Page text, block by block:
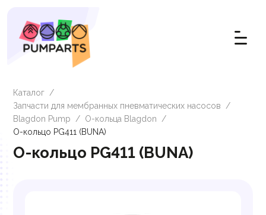
Каталог /
Запчасти для мембранных пневматических насосов
/
Blagdon Pump
/ О-кольца Blagdon
/
О-кольцо PG411 (BUNA)
О-кольцо PG411 (BUNA)